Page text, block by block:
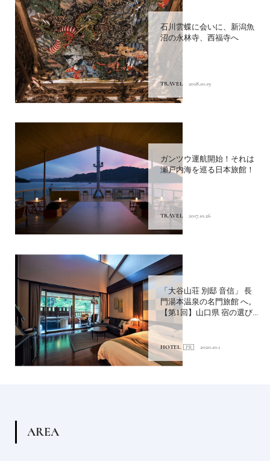
石川雲蝶に会いに、新潟魚
沼の永林寺、西福寺へ
TRAVEL 2018.10.19
ガンツウ運航開始！それは
瀬戸内海を巡る日本旅館！
TRAVEL 2017.10.26
「大谷山荘 別邸 音信」 長
門湯本温泉の名門旅館 へ。
【第1回】山口県 宿の選び...
HOTEL 2020.10.1
AREA